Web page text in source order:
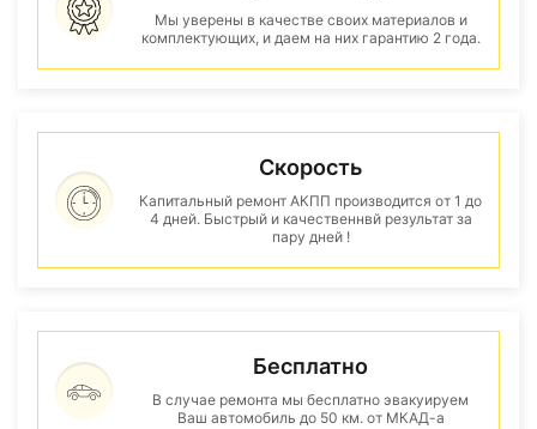
Мы уверены в качестве своих материалов и
комплектующих, и даем на них гарантию 2 года.
Скорость
Капитальный ремонт АКПП производится от 1 до
4 дней. Быстрый и качественнвй результат за
пару дней !
Бесплатно
В случае ремонта мы бесплатно эвакуируем
Ваш автомобиль до 50 км. от МКАД-а